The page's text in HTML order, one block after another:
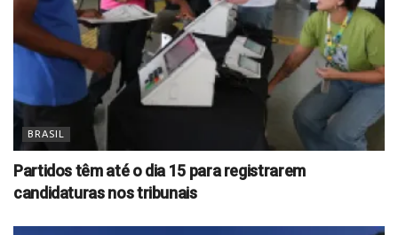
BRASIL
Partidos têm até o dia 15 para registrarem
candidaturas nos tribunais